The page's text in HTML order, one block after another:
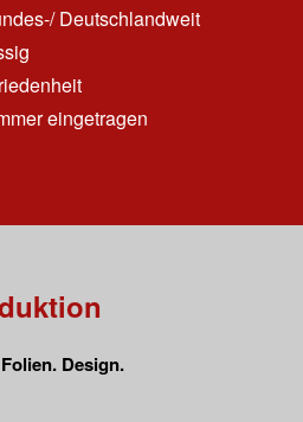
Deutschlandweit
eingetragen
Design.